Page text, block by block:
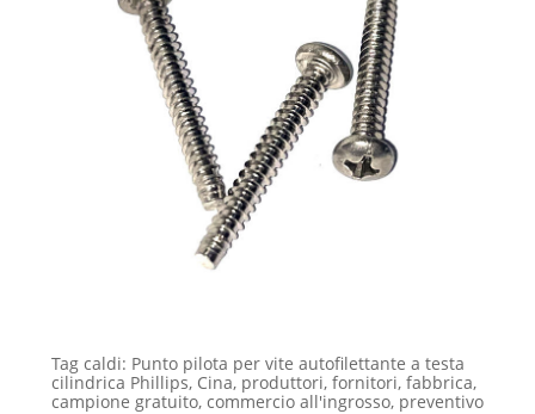
Tag caldi: Punto pilota per vite autofilettante a testa
cilindrica Phillips, Cina, produttori, fornitori, fabbrica,
campione gratuito, commercio all'ingrosso, preventivo